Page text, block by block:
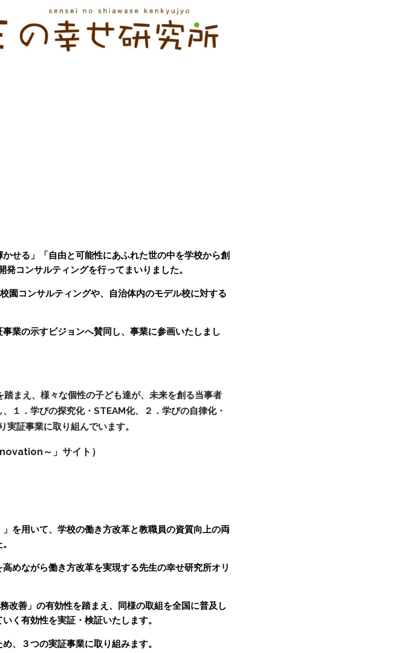
せる」「自由と可能性にあふれた世の中を学校から創
コンサルティングを行ってまいりました。
園コンサルティングや、自治体内のモデル校に対する
業の示すビジョンへ賛同し、事業に参画いたしまし
まえ、様々な個性の子ども達が、未来を創る当事者
１．学びの探究化・STEAM化、２．学びの自律化・
証事業に取り組んでいます。
～」サイト）
を用いて、学校の働き方改革と教職員の資質向上の両
めながら働き方改革を実現する先生の幸せ研究所オリ
改善」の有効性を踏まえ、同様の取組を全国に普及し
く有効性を実証・検証いたします。
、３つの実証事業に取り組みます。